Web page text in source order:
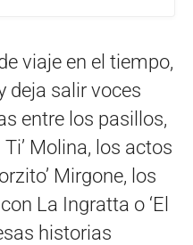
viaje en el tiempo,
deja salir voces
entre los pasillos,
Molina, los actos
Mirgone, los
La Ingratta o ‘El
historias